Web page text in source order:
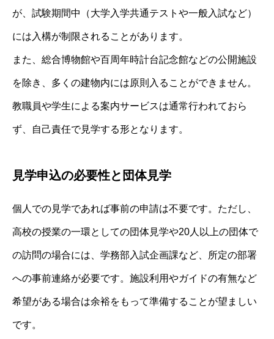
が、試験期間中（大学入学共通テストや一般入試など）
には入構が制限されることがあります。
また、総合博物館や百周年時計台記念館などの公開施設
を除き、多くの建物内には原則入ることができません。
教職員や学生による案内サービスは通常行われておら
ず、自己責任で見学する形となります。
見学申込の必要性と団体見学
個人での見学であれば事前の申請は不要です。ただし、
高校の授業の一環としての団体見学や20人以上の団体で
の訪問の場合には、学務部入試企画課など、所定の部署
への事前連絡が必要です。施設利用やガイドの有無など
希望がある場合は余裕をもって準備することが望ましい
です。